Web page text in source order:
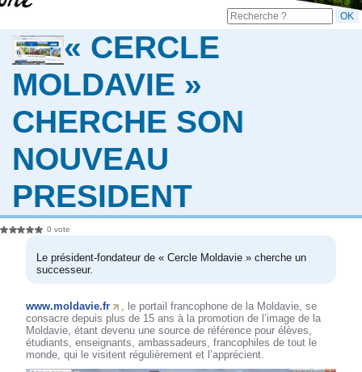
« CERCLE
MOLDAVIE »
CHERCHE SON
NOUVEAU
PRESIDENT
0 vote
Le président-fondateur de « Cercle Moldavie » cherche un
successeur.
www.moldavie.fr
, le portail francophone de la Moldavie, se
consacre depuis plus de 15 ans à la promotion de l’image de la
Moldavie, étant devenu une source de référence pour élèves,
étudiants, enseignants, ambassadeurs, francophiles de tout le
monde, qui le visitent régulièrement et l’apprécient.